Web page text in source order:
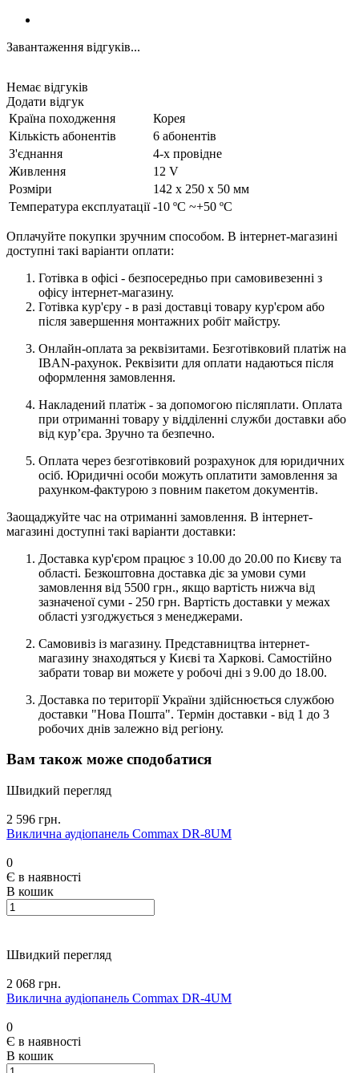
Завантаження відгуків...
Немає відгуків
Додати відгук
Країна походження
Корея
Кількість абонентів
6 абонентів
З'єднання
4-х провідне
Живлення
12 V
Розміри
142 х 250 х 50 мм
Температура експлуатації -10 ºC ~+50 ºC
Оплачуйте покупки зручним способом. В інтернет-магазині
доступні такі варіанти оплати:
Готівка в офісі - безпосередньо при самовивезенні з
офісу інтернет-магазину.
Готівка кур'єру - в разі доставці товару кур'єром або
після завершення монтажних робіт майстру.
Онлайн-оплата за реквізитами. Безготівковий платіж на
IBAN-рахунок. Реквізити для оплати надаються після
оформлення замовлення.
Накладений платіж - за допомогою післяплати. Оплата
при отриманні товару у відділенні служби доставки або
від кур’єра. Зручно та безпечно.
Оплата через безготівковий розрахунок для юридичних
осіб. Юридичні особи можуть оплатити замовлення за
рахунком-фактурою з повним пакетом документів.
Заощаджуйте час на отриманні замовлення. В інтернет-
магазині доступні такі варіанти доставки:
Доставка кур'єром працює з 10.00 до 20.00 по Києву та
області. Безкоштовна доставка діє за умови суми
замовлення від 5500 грн., якщо вартість нижча від
зазначеної суми - 250 грн. Вартість доставки у межах
області узгоджується з менеджерами.
Самовивіз із магазину. Представництва інтернет-
магазину знаходяться у Києві та Харкові. Самостійно
забрати товар ви можете у робочі дні з 9.00 до 18.00.
Доставка по території України здійснюється службою
доставки "Нова Пошта". Термін доставки - від 1 до 3
робочих днів залежно від регіону.
Вам також може сподобатися
Швидкий перегляд
2 596 грн.
Виклична аудіопанель Commax DR-8UM
0
Є в наявності
В кошик
Швидкий перегляд
2 068 грн.
Виклична аудіопанель Commax DR-4UM
0
Є в наявності
В кошик